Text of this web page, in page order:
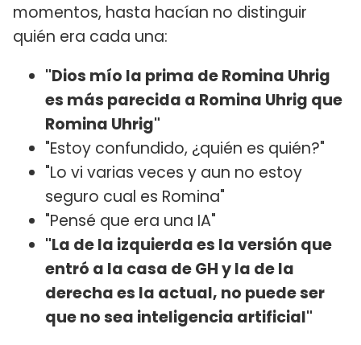
momentos, hasta hacían no distinguir
quién era cada una:
"Dios mío la prima de Romina Uhrig
es más parecida a Romina Uhrig que
Romina Uhrig"
"Estoy confundido, ¿quién es quién?"
"Lo vi varias veces y aun no estoy
seguro cual es Romina"
"Pensé que era una IA"
"La de la izquierda es la versión que
entró a la casa de GH y la de la
derecha es la actual, no puede ser
que no sea inteligencia artificial"